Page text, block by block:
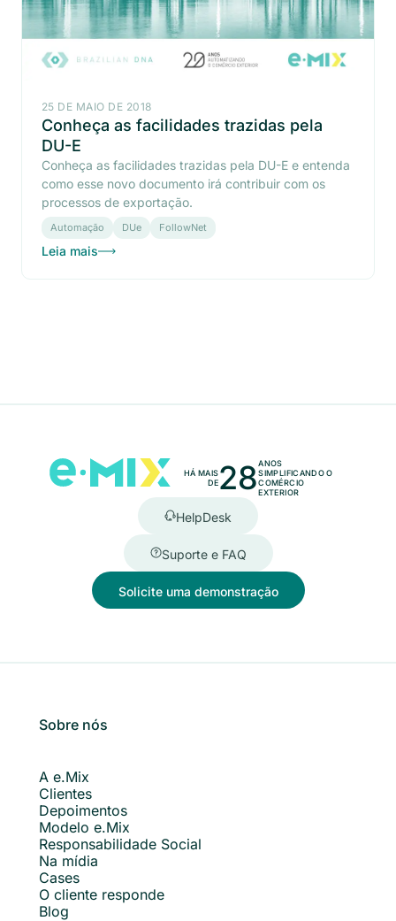
25 DE MAIO DE 2018
Conheça as facilidades trazidas pela
DU-E
Conheça as facilidades trazidas pela DU-E e entenda
como esse novo documento irá contribuir com os
processos de exportação.
Automação DUe FollowNet
Leia mais
HÁ MAIS
DE28ANOS
SIMPLIFICANDO O
COMÉRCIO
EXTERIOR
HelpDesk
Suporte e FAQ
Solicite uma demonstração
Sobre nós
A e.Mix
Clientes
Depoimentos
Modelo e.Mix
Responsabilidade Social
Na mídia
Cases
O cliente responde
Blog